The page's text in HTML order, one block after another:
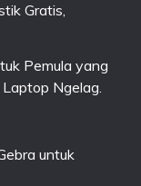
Gratis,
Pemula yang
Ngelag.
untuk